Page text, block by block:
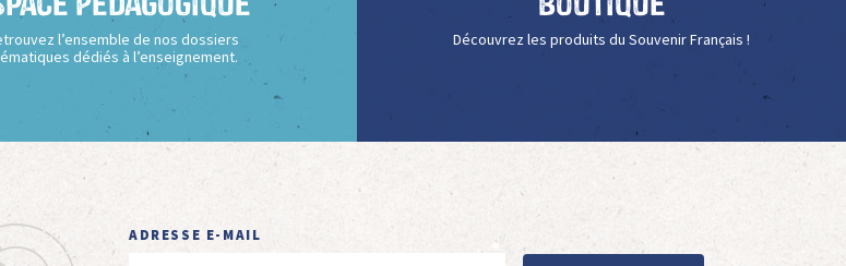
l’ensemble de nos dossiers
dédiés à l’enseignement.
Découvrez les produits du Souvenir Français !
ADRESSE E-MAIL